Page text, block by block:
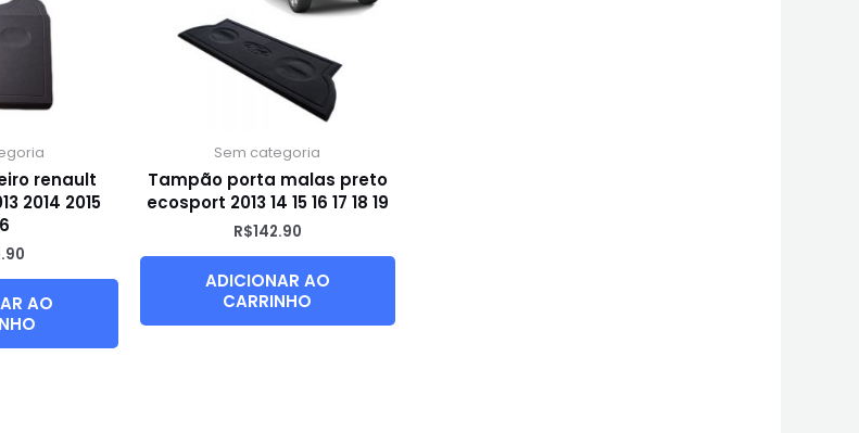
renault
2014 2015
AO
Sem categoria
Tampão porta malas preto
ecosport 2013 14 15 16 17 18 19
R$142.90
ADICIONAR AO
CARRINHO